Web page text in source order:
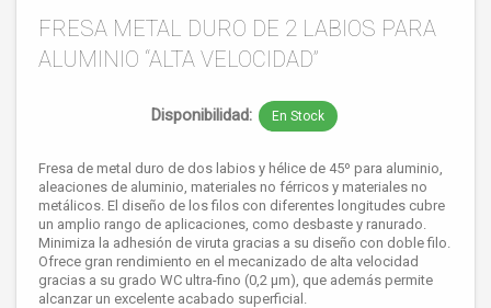
FRESA METAL DURO DE 2 LABIOS PARA
ALUMINIO “ALTA VELOCIDAD”
Disponibilidad: En Stock
Fresa de metal duro de dos labios y hélice de 45º para aluminio,
aleaciones de aluminio, materiales no férricos y materiales no
metálicos. El diseño de los filos con diferentes longitudes cubre
un amplio rango de aplicaciones, como desbaste y ranurado.
Minimiza la adhesión de viruta gracias a su diseño con doble filo.
Ofrece gran rendimiento en el mecanizado de alta velocidad
gracias a su grado WC ultra-fino (0,2 μm), que además permite
alcanzar un excelente acabado superficial.